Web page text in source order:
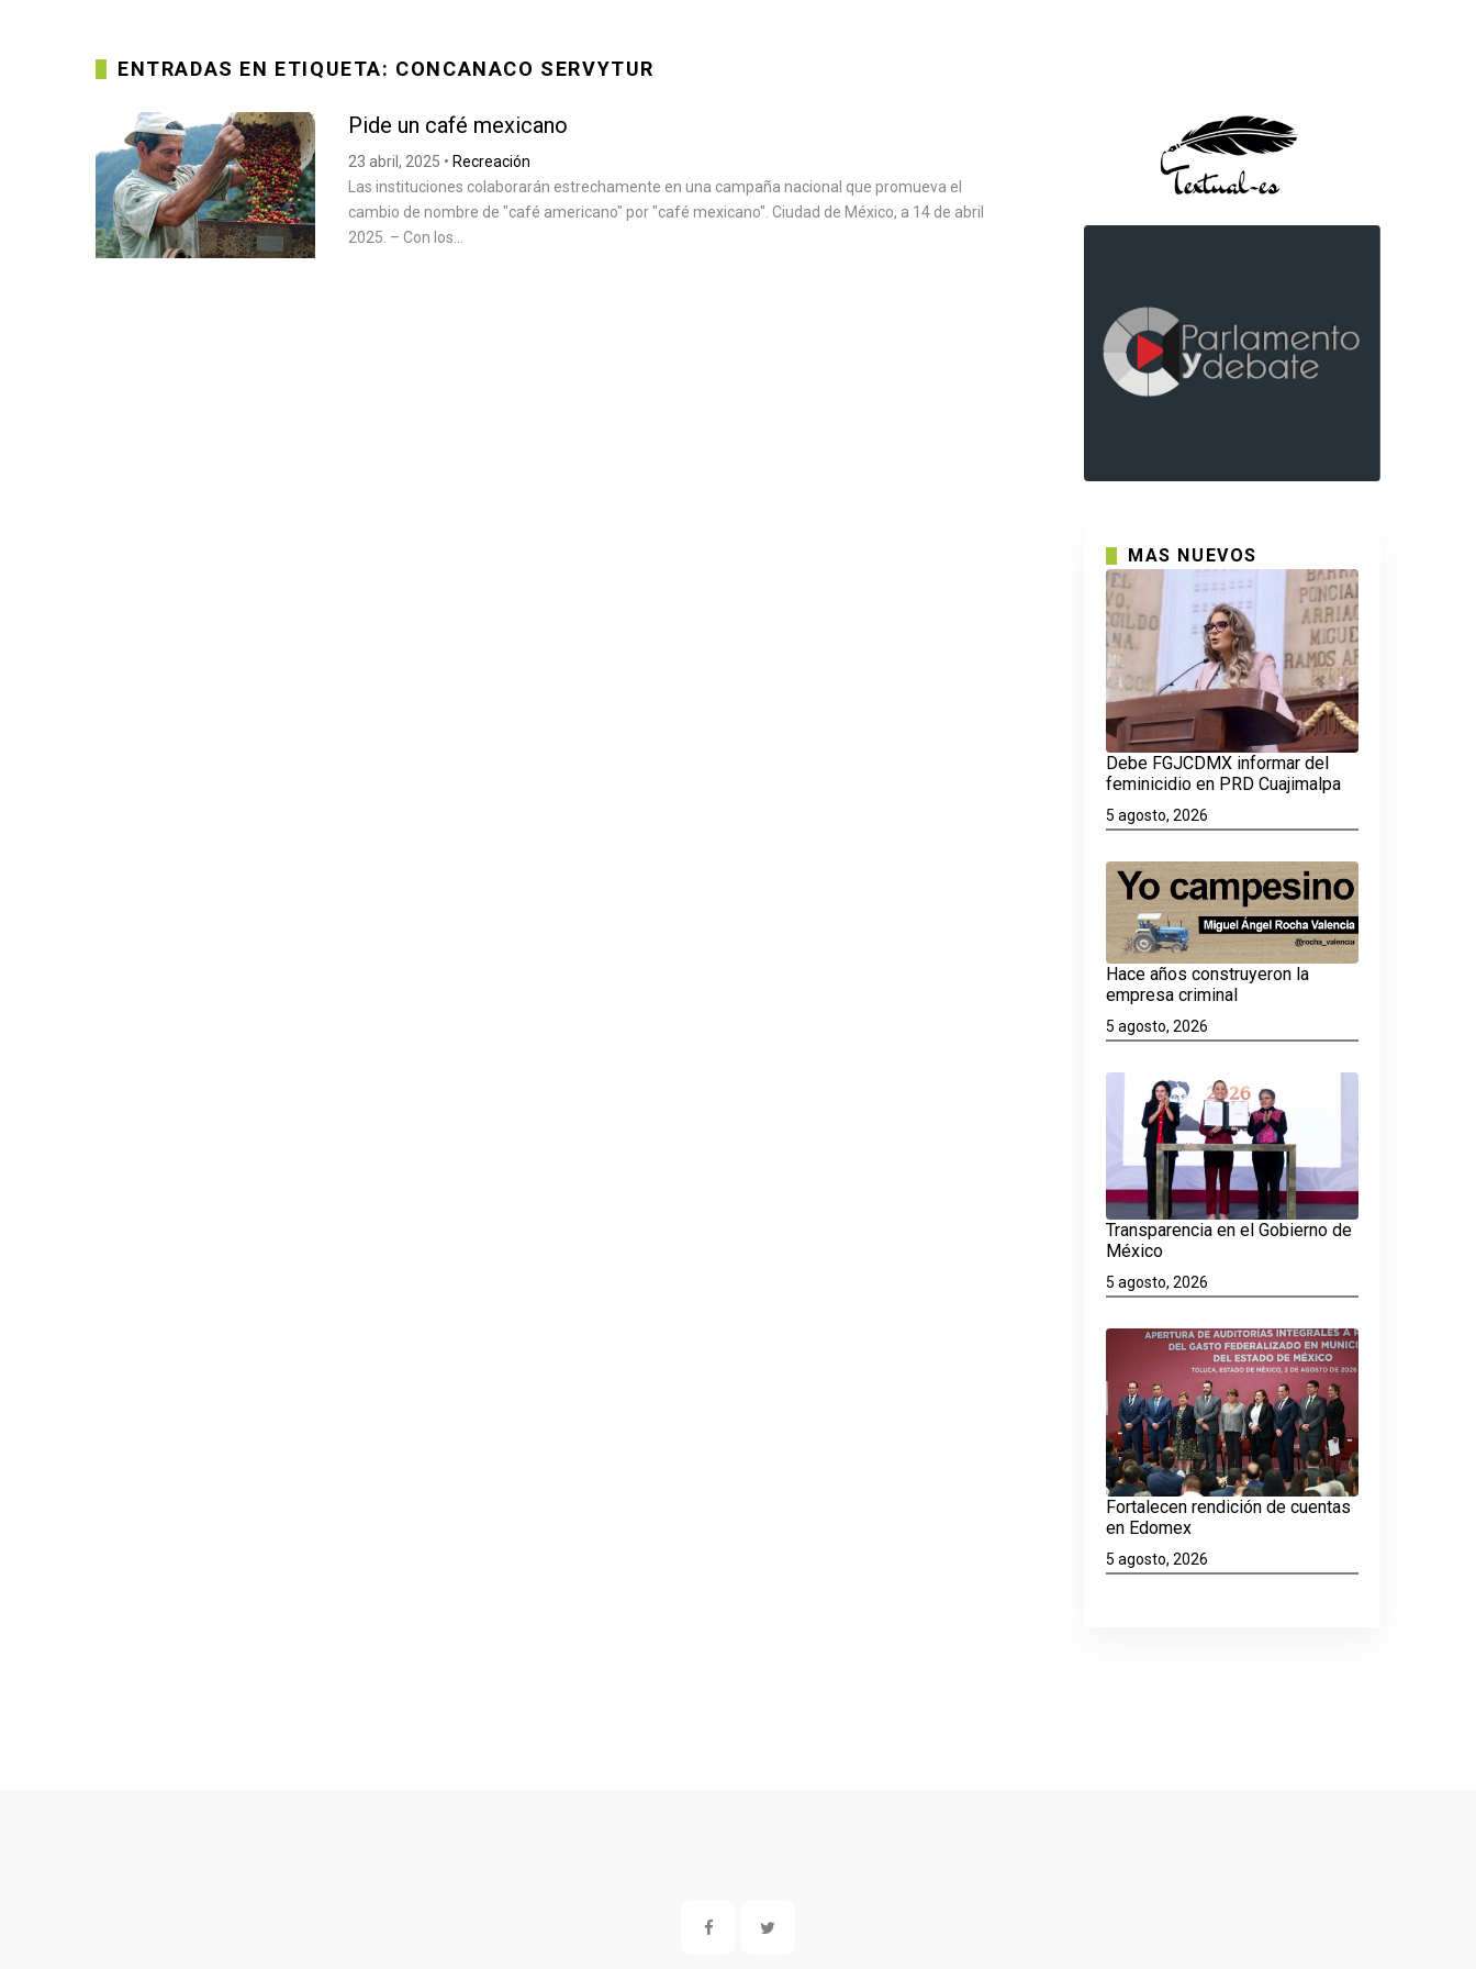
ENTRADAS EN ETIQUETA: CONCANACO SERVYTUR
Pide un café mexicano
23 abril, 2025 • Recreación
Las instituciones colaborarán estrechamente en una campaña nacional que promueva el
cambio de nombre de "café americano" por "café mexicano". Ciudad de México, a 14 de abril
2025. – Con los...
MAS NUEVOS
Debe FGJCDMX informar del
feminicidio en PRD Cuajimalpa
5 agosto, 2026
Hace años construyeron la
empresa criminal
5 agosto, 2026
Transparencia en el Gobierno de
México
5 agosto, 2026
Fortalecen rendición de cuentas
en Edomex
5 agosto, 2026